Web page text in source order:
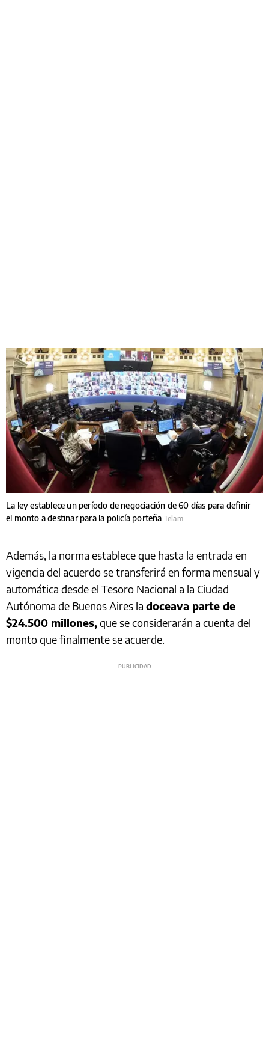
La ley establece un período de negociación de 60 días para definir
el monto a destinar para la policía porteña Telam
Además, la norma establece que hasta la entrada en
vigencia del acuerdo se transferirá en forma mensual y
automática desde el Tesoro Nacional a la Ciudad
Autónoma de Buenos Aires la doceava parte de
$24.500 millones,que se considerarán a cuenta del
monto que finalmente se acuerde.